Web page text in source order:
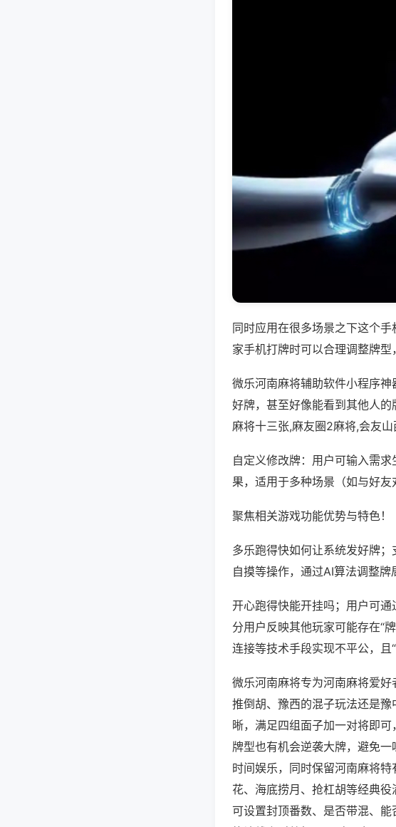
同时应用在很多场景之下这个
家手机打牌时可以合理调整牌型
微乐河南麻将辅助软件小程序
好牌，甚至好像能看到其他人
麻将十三张,麻友圈2麻将,会友
自定义修改牌：用户可输入需
果，适用于多种场景（如与好友
聚焦相关游戏功能优势与特色！
多乐跑得快如何让系统发好牌
自摸等操作，通过AI算法调整牌
开心跑得快能开挂吗；用户可通
分用户反映其他玩家可能存在“
连接等技术手段实现不平公，且“
微乐河南麻将专为河南麻将爱
推倒胡、豫西的混子玩法还是
晰，满足四组面子加一对将即
牌型也有机会逆袭大牌，避免
时间娱乐，同时保留河南麻将
花、海底捞月、抢杠胡等经典役
可设置封顶番数、是否带混、